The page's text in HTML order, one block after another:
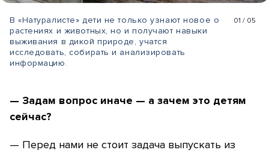
В «Натуралисте» дети не только узнают новое о
растениях и животных, но и получают навыки
выживания в дикой природе, учатся
исследовать, собирать и анализировать
информацию.
01 / 05
— Задам вопрос иначе — а зачем это детям
сейчас?
— Перед нами не стоит задача выпускать из